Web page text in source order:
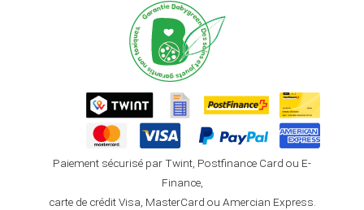
Paiement sécurisé par Twint, Postfinance Card ou E-
Finance,
carte de crédit Visa, MasterCard ou Amercian Express.